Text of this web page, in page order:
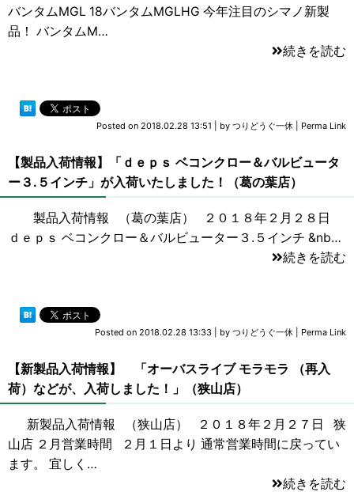
バンタムMGL 18バンタムMGLHG 今年注目のシマノ新製
品！ バンタムM…
続きを読む
Posted on 2018.02.28 13:51 by つりどうぐ一休 Perma Link
【製品入荷情報】「ｄｅｐｓ ベコンクロー＆バルビュータ
ー３.５インチ」が入荷いたしました！（葛の葉店）
製品入荷情報 （葛の葉店） ２０１８年２月２８日
ｄｅｐｓ ベコンクロー＆バルビューター３.５インチ &nb…
続きを読む
Posted on 2018.02.28 13:33 by つりどうぐ一休 Perma Link
【新製品入荷情報】 「オーバスライブ モラモラ （再入
荷）などが、入荷しました！」（狭山店）
新製品入荷情報 （狭山店） ２０１８年２月２７日 狭
山店 ２月営業時間 ２月１日より 通常営業時間に戻ってい
ます。 宜しく…
続きを読む